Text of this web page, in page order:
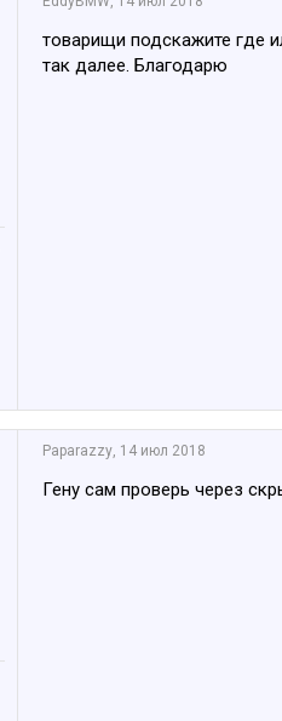
товарищи подскажите где
так далее. Благодарю
Paparazzy 14 июл 2018
Гену сам проверь через